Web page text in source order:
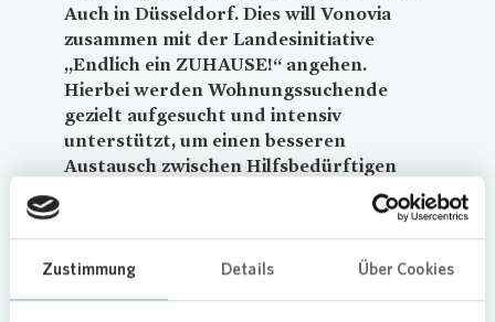
Zustimmung Details Über Cookies
Auch in Düsseldorf. Dies will Vonovia
zusammen mit der Landesinitiative
„Endlich ein ZUHAUSE!“ angehen.
Hierbei werden Wohnungssuchende
gezielt aufgesucht und intensiv
unterstützt, um einen besseren
Austausch zwischen Hilfsbedürftigen
Wohnungsnot in Düsseldorf